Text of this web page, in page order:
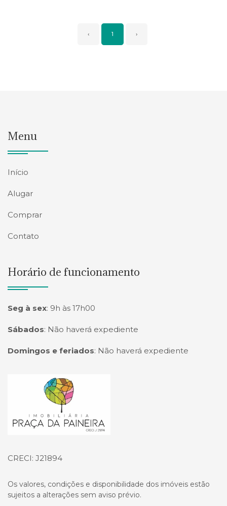
‹ 1 ›
Menu
Início
Alugar
Comprar
Contato
Horário de funcionamento
Seg à sex: 9h às 17h00
Sábados: Não haverá expediente
Domingos e feriados: Não haverá expediente
Página inicial
CRECI: J21894
Os valores, condições e disponibilidade dos imóveis estão
sujeitos a alterações sem aviso prévio.